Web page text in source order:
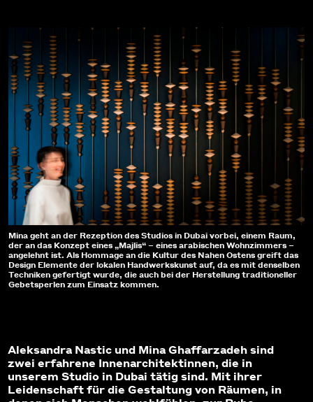
Mina geht an der Rezeption des Studios in Dubai vorbei, einem Raum,
der an das Konzept eines „Majlis“ – eines arabischen Wohnzimmers –
angelehnt ist. Als Hommage an die Kultur des Nahen Ostens greift das
Design Elemente der lokalen Handwerkskunst auf, da es mit denselben
Techniken gefertigt wurde, die auch bei der Herstellung traditioneller
Gebetsperlen zum Einsatz kommen.
Aleksandra Nastic und Mina Ghaffarzadeh sind
zwei erfahrene Innenarchitektinnen, die in
unserem Studio in Dubai tätig sind. Mit ihrer
Leidenschaft für die Gestaltung von Räumen, in